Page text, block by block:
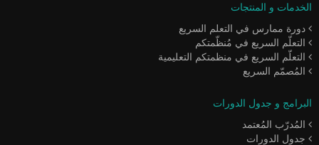
الخدمات و المنتجات
دورة ممارس في التعلم السريع
التعلّم السريع في مُنظّمتكم
التعلّم السريع في منظمتكم التعليمية
المُصمّم السريع
البرامج و جدول الدورات
المُدرّب المُعتمد
جدول الدورات